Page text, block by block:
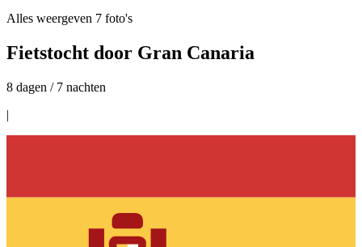
Alles weergeven 7 foto's
Fietstocht door Gran Canaria
8 dagen / 7 nachten
|